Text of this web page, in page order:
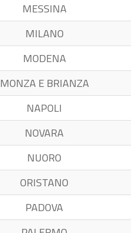
MESSINA
MILANO
MODENA
MONZA E BRIANZA
NAPOLI
NOVARA
NUORO
ORISTANO
PADOVA